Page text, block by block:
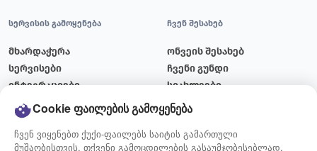
Cookie ფაილების გამოყენება
ჩვენ ვიყენებთ ქუქი-ფაილებს საიტის გამართული
მუშაობისთვის, თქვენი გამოცდილების გასაუმჯობესებლად,
სერვისის გამოყენება
მხარდაჭერა
სერვისები
ინტეგრაციები
ტარიფები
მიწოდების გრაფიკი
ჩვენ შესახებ
ონვეის შესახებ
ჩვენი გუნდი
სიახლეები
ბლოგი
ვაკანსიები
კონტაქტი